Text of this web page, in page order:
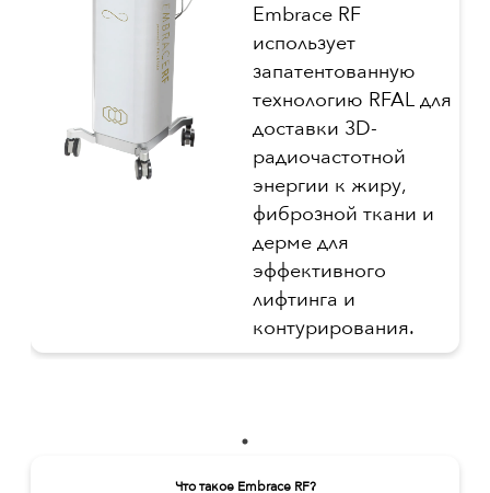
Embrace RF
использует
запатентованную
технологию RFAL для
доставки 3D-
радиочастотной
энергии к жиру,
фиброзной ткани и
дерме для
эффективного
лифтинга и
контурирования.
Что такое Embrace RF?